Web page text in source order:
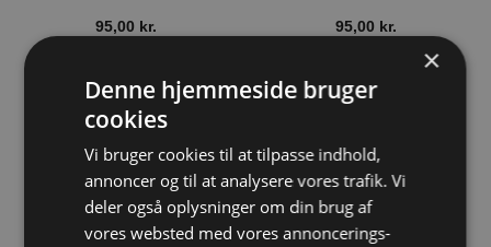
95,00 kr. 95,00 kr.
Tilføj til
ønskeliste
IKKE PÅ LAGER
×
Denne hjemmeside bruger
cookies
Vi bruger cookies til at tilpasse indhold,
annoncer og til at analysere vores trafik. Vi
deler også oplysninger om din brug af
vores websted med vores annoncerings-